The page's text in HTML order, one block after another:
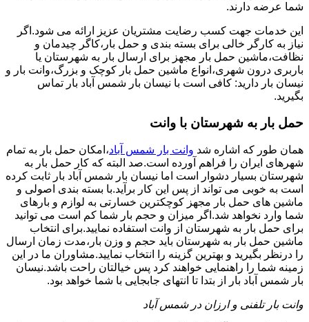
شما عرضه دارند.
این خدمات جهت کسب رضایت مشتریان عزیز ارائه می شود.اگر
نیاز به کارگر خالی برای بسته بندی و حمل بار،کاگر چیدمان و
نظافت،ماشین حمل بار مجهز برای ارسال بار به شهرستان یا
باربری درون شهری،انواع ماشین حمل بار کوچک و بزرگ،وانت بار و
نیسان بار دارید: کافی است با نیسان بار شمس آباد بار تماس
بگیرید.
حمل بار به شهرستان با وانت
همان طور که اشاره شد وانت بار شمس آباد،امکان حمل بار به تمام
شهرهای ایران را فراهم آورده است.صد البته که کار حمل بار به
شهرستان بسیار دشوار است اما نیسان بار شمس آباد بار ثابت کرده
است به خوبی می تواند از پس این کار برآید.با بسته بندی اصولی و
ماشین های حمل بار مجهز کوچکترین خسارتی به لوازم و بارهای
شما وارد نخواهد شد.اگر میزان و حجم بار شما کم است می توانید
برای حمل بار به شهرستان از وانت استفاده نمایید.برای انتخاب
ماشین حمل بار به شهرستان باید حجم و وزن بار،مدت زمان ارسال
را درنظر بگیرید و بهترین گزینه را انتخاب نمایید.مشاوران ما در این
زمینه شما را راهنمایی خواهند کرد پس خیالتان راحت باشد.نیسان
بار شمس آباد بار از بتدا تا انتهای جابجایی با شما خواهد بود.
وانت بار تلفنی و ارزان در شمس آباد